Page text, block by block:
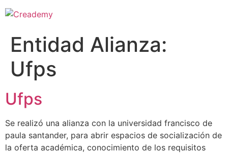
Entidad Alianza:
Ufps
Ufps
Se realizó una alianza con la universidad francisco de
paula santander, para abrir espacios de socialización de
la oferta académica, conocimiento de los requisitos